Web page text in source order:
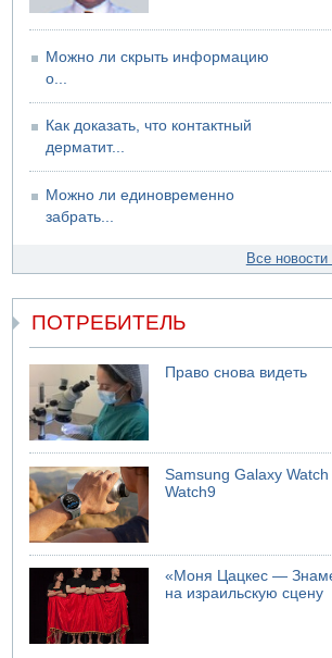
Можно ли скрыть информацию
о...
Как доказать, что контактный
дерматит...
Можно ли единовременно
забрать...
Все новости
ПОТРЕБИТЕЛЬ
Право снова видеть
Samsung Galaxy
Watch9
«Моня Цацкес —
на израильскую сцену